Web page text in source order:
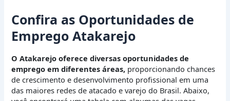
Confira as Oportunidades de
Emprego Atakarejo
O Atakarejo oferece diversas oportunidades de
emprego em diferentes áreas, proporcionando chances
de crescimento e desenvolvimento profissional em uma
das maiores redes de atacado e varejo do Brasil. Abaixo,